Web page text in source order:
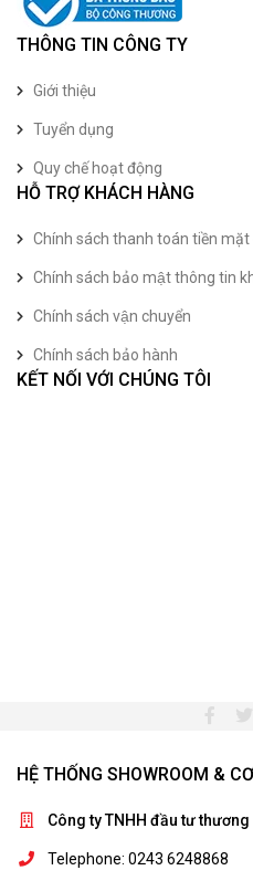
THÔNG TIN CÔNG TY
Giới thiệu
Tuyển dụng
Quy chế hoạt động
HỖ TRỢ KHÁCH HÀNG
Chính sách thanh toán tiền mặt
Chính sách bảo mật thông tin
Chính sách vận chuyển
Chính sách bảo hành
KẾT NỐI VỚI CHÚNG TÔI
HỆ THỐNG SHOWROOM &
Công ty TNHH đầu tư
Telephone: 0243 6248868